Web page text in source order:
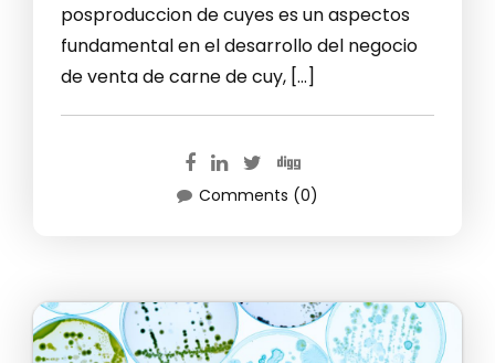
posproduccion de cuyes es un aspectos
fundamental en el desarrollo del negocio
de venta de carne de cuy, […]
Comments (0)